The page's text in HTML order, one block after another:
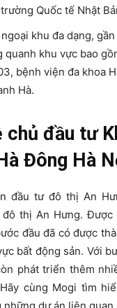
Quốc tế Nhật
khu đa dạng,
quanh khu vực bao
bệnh viện đa khoa
Hà.
chủ đầu tư
Đông Hà
đầu tư đô thị An
thị An Hưng. Được
đầu đã có được
bất động sản. Với
phát triển thêm
cùng Mogi tìm